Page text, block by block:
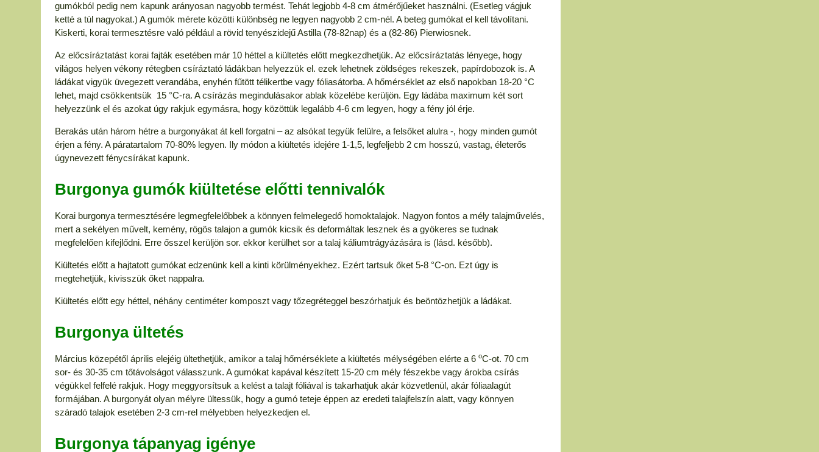
gumókból pedig nem kapunk arányosan nagyobb termést. Tehát legjobb 4-8 cm átmérőjűeket használni. (Esetleg vágjuk
ketté a túl nagyokat.) A gumók mérete közötti különbség ne legyen nagyobb 2 cm-nél. A beteg gumókat el kell távolítani.
Kiskerti, korai termesztésre való például a rövid tenyészidejű Astilla (78-82nap) és a (82-86) Pierwiosnek.
Az előcsíráztatást korai fajták esetében már 10 héttel a kiültetés előtt megkezdhetjük. Az előcsíráztatás lényege, hogy
világos helyen vékony rétegben csíráztató ládákban helyezzük el. ezek lehetnek zöldséges rekeszek, papírdobozok is. A
ládákat vigyük üvegezett verandába, enyhén fűtött télikertbe vagy fóliasátorba. A hőmérséklet az első napokban 18-20 °C
lehet, majd csökkentsük 15 °C-ra. A csírázás megindulásakor ablak közelébe kerüljön. Egy ládába maximum két sort
helyezzünk el és azokat úgy rakjuk egymásra, hogy közöttük legalább 4-6 cm legyen, hogy a fény jól érje.
Berakás után három hétre a burgonyákat át kell forgatni – az alsókat tegyük felülre, a felsőket alulra -, hogy minden gumót
érjen a fény. A páratartalom 70-80% legyen. Ily módon a kiültetés idejére 1-1,5, legfeljebb 2 cm hosszú, vastag, életerős
úgynevezett fénycsírákat kapunk.
Burgonya gumók kiültetése előtti tennivalók
Korai burgonya termesztésére legmegfelelőbbek a könnyen felmelegedő homoktalajok. Nagyon fontos a mély talajművelés,
mert a sekélyen művelt, kemény, rögös talajon a gumók kicsik és deformáltak lesznek és a gyökeres se tudnak
megfelelően kifejlődni. Erre ősszel kerüljön sor. ekkor kerülhet sor a talaj káliumtrágyázására is (lásd. később).
Kiültetés előtt a hajtatott gumókat edzenünk kell a kinti körülményekhez. Ezért tartsuk őket 5-8 °C-on. Ezt úgy is
megtehetjük, kivisszük őket nappalra.
Kiültetés előtt egy héttel, néhány centiméter komposzt vagy tőzegréteggel beszórhatjuk és beöntözhetjük a ládákat.
Burgonya ültetés
Március közepétől április elejéig ültethetjük, amikor a talaj hőmérséklete a kiültetés mélységében elérte a 6 oC-ot. 70 cm
sor- és 30-35 cm tőtávolságot válasszunk. A gumókat kapával készített 15-20 cm mély fészekbe vagy árokba csírás
végükkel felfelé rakjuk. Hogy meggyorsítsuk a kelést a talajt fóliával is takarhatjuk akár közvetlenül, akár fóliaalagút
formájában. A burgonyát olyan mélyre ültessük, hogy a gumó teteje éppen az eredeti talajfelszín alatt, vagy könnyen
száradó talajok esetében 2-3 cm-rel mélyebben helyezkedjen el.
Burgonya tápanyag igénye